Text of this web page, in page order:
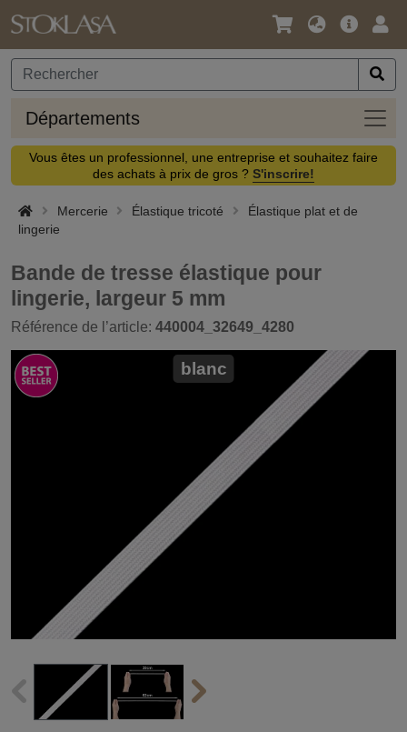
Langue
Devise
Offre
Départements
Vous êtes un professionnel, une entreprise et souhaitez faire
des achats à prix de gros ? S'inscrire!
Mercerie Élastique tricoté
Élastique plat et de
lingerie
Bande de tresse élastique pour
lingerie, largeur 5 mm
Référence de l’article: 440004_32649_4280
blanc